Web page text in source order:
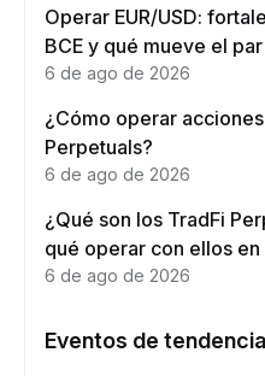
Operar EUR/USD:
BCE y qué mueve el par
6 de ago de 2026
¿Cómo operar
Perpetuals?
6 de ago de 2026
¿Qué son los TradFi
qué operar con ellos en
6 de ago de 2026
Eventos de tendencia